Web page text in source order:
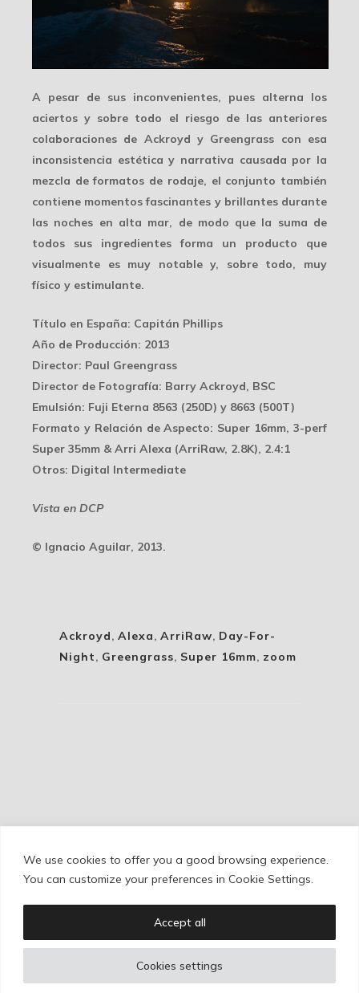
We use cookies to offer you a good browsing experience.
You can customize your preferences in Cookie Settings.
Cookies settings
Accept all
A pesar de sus inconvenientes, pues alterna los
aciertos y sobre todo el riesgo de las anteriores
colaboraciones de Ackroyd y Greengrass con esa
inconsistencia estética y narrativa causada por la
mezcla de formatos de rodaje, el conjunto también
contiene momentos fascinantes y brillantes durante
las noches en alta mar, de modo que la suma de
todos sus ingredientes forma un producto que
visualmente es muy notabley, sobre todo, muy
físico y estimulante.
Título en España: Capitán Phillips
Año de Producción: 2013
Director: Paul Greengrass
Director de Fotografía: Barry Ackroyd, BSC
Emulsión: Fuji Eterna 8563 (250D) y 8663 (500T)
Formato y Relación de Aspecto: Super 16mm, 3-perf
Super 35mm & Arri Alexa (ArriRaw, 2.8K), 2.4:1
Otros: Digital Intermediate
Vista en DCP
© Ignacio Aguilar, 2013.
Ackroyd, Alexa, ArriRaw, Day-For-
Night, Greengrass, Super 16mm, zoom
Cookie Policy/Privacy Policy /Legal Warning
Copyright © Ignacio Aguilar
Web development byBonzo Estudio